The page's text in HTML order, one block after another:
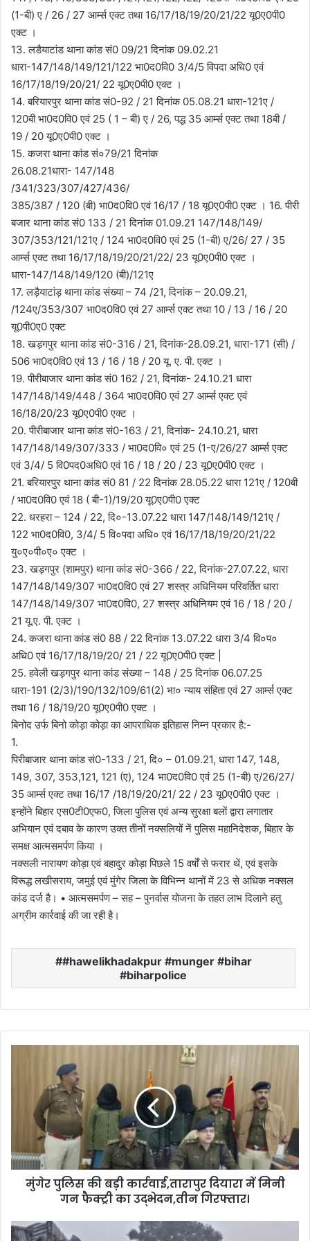
(1-बी) ए / 26 / 27 आर्म्स एक्ट तथा 16/17/18/19/20/21/22 यू0ए0पी0
एक्ट ।
13. लडैयाटांड थाना कांड सं0 09/21 दिनांक 09.02.21
धारा-147/148/149/121/122 भा0द0वि0 3/4/5 विपदा अधि0 एवं
16/17/18/19/20/21/ 22 यू0ए0पी0 एक्ट ।
14. बरियारपुर थाना कांड सं0-92 / 21 दिनांक 05.08.21 धारा-121ए /
120बी भा0द0वि0 एवं 25 ( 1 – बी) ए / 26, पद्ध 35 आर्म्स एक्ट तथा 18बी /
19 / 20 यू0ए0पी0 एक्ट ।
15. कजरा थाना कांड सं०79/21 दिनांक
26.08.21धारा- 147/148
/341/323/307/427/436/
385/387 / 120 (बी) भा0द0वि0 एवं 16/17 / 18 यू0ए0पी0 एक्ट । 16. पीरी
बजार थाना कांड सं0 133 / 21 दिनांक 01.09.21 147/148/149/
307/353/121/121ए / 124 भा0द0वि0 एवं 25 (1-बी) ए/26/ 27 / 35
आर्म्स एक्ट तथा 16/17/18/19/20/21/22/ 23 यू0ए0पी0 एक्ट ।
धारा-147/148/149/120 (बी)/121ए
17. लड़ैयाटांड़ थाना कांड संख्या – 74 /21, दिनांक – 20.09.21,
/124ए/353/307 भा0द0वि0 एवं 27 आर्म्स एक्ट तथा 10 / 13 / 16 / 20
यू0पी0ए0 एक्ट
18. खड़गपुर थाना कांड सं0-316 / 21, दिनांक-28.09.21, धारा-171 (सी) /
506 भा0द0वि0 एवं 13 / 16 / 18 / 20 यू. ए. पी. एक्ट ।
19. पीरीबाजार थाना कांड सं0 162 / 21, दिनांक- 24.10.21 धारा
147/148/149/448 / 364 भा0द0वि0 एवं 27 आर्म्स एक्ट एवं
16/18/20/23 यू0ए0पी0 एक्ट ।
20. पीरीबाजार थाना कांड सं0-163 / 21, दिनांक- 24.10.21, धारा
147/148/149/307/333 / भा0द0वि० एवं 25 (1-ए/26/27 आर्म्स एक्ट
एवं 3/4/ 5 वि0पद0अधि0 एवं 16 / 18 / 20 / 23 यू0ए0पी0 एक्ट ।
21. बरियारपुर थाना कांड सं0 81 / 22 दिनांक 28.05.22 धारा 121ए / 120बी
/ भा0द0वि0 एवं 18 ( बी-1)/19/20 यू0ए0पी0 एक्ट
22. धरहरा – 124 / 22, दि०-13.07.22 धारा 147/148/149/121ए /
122 भा0द0वि0, 3/4/ 5 वि०पदा अधि० एवं 16/17/18/19/20/21/22
यु०ए०पी०ए० एक्ट ।
23. खड़गपुर (शामपुर) थाना कांड सं0-366 / 22, दिनांक-27.07.22, धारा
147/148/149/307 भा0द0वि0 एवं 27 शस्त्र अधिनियम परिवर्तित धारा
147/148/149/307 भा0द0वि0, 27 शस्त्र अधिनियम एवं 16 / 18 / 20 /
21 यू.ए. पी. एक्ट ।
24. कजरा थाना कांड सं0 88 / 22 दिनांक 13.07.22 धारा 3/4 वि०प०
अधि0 एवं 16/17/18/19/20/ 21 / 22 यू0ए0पी0 एक्ट |
25. हवेली खड़गपुर थाना कांड संख्या – 148 / 25 दिनांक 06.07.25
धारा-191 (2/3)/190/132/109/61(2) भा० न्याय संहिता एवं 27 आर्म्स एक्ट
तथा 16 / 18/19/20 यू0ए0पी0 एक्ट ।
बिनोद उर्फ बिनो कोड़ा कोड़ा का आपराधिक इतिहास निम्न प्रकार है:-
1.
पिरीबाजार थाना कांड सं0-133 / 21, दि० – 01.09.21, धारा 147, 148,
149, 307, 353,121, 121 (ए), 124 भा0द0वि0 एवं 25 (1-बी) ए/26/27/
35 आर्म्स एक्ट तथा 16/17 /18/19/20/21/ 22 / 23 यू0ए0पी0 एक्ट ।
इन्होंने बिहार एस0टी0एफ0, जिला पुलिस एवं अन्य सुरक्षा बलों द्वारा लगातार
अभियान एवं दबाव के कारण उक्त तीनों नक्सलियों नें पुलिस महानिदेशक, बिहार के
समक्ष आत्मसमर्पण किया ।
नक्सली नारायण कोड़ा एवं बहादुर कोड़ा पिछले 15 वर्षों से फरार थें, एवं इसके
विरूद्ध लखीसराय, जमुई एवं मुंगेर जिला के विभिन्न थानों में 23 से अधिक नक्सल
कांड दर्ज है। • आत्मसमर्पण – सह – पुनर्वास योजना के तहत लाभ दिलाने हतु
अग्रीम कार्रवाई की जा रही है।
#hawelikhadakpur #munger #bihar
#biharpolice
ब
ड़ी
ई
मुंगेर पुलिस की बड़ी कार्रवाई,तारापुर दियारा में मिनी
गन फैक्ट्री का उद्भेदन,तीन गिरफ्तार।
सि